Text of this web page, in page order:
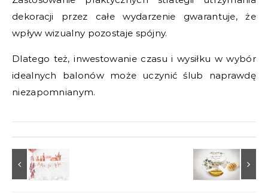
dekoracji przez całe wydarzenie gwarantuje, że
wpływ wizualny pozostaje spójny.
Dlatego też, inwestowanie czasu i wysiłku w wybór
idealnych balonów może uczynić ślub naprawdę
niezapomnianym.